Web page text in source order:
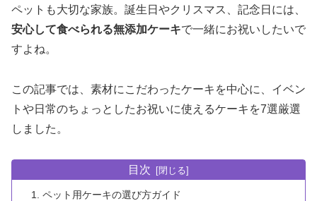
ペットも大切な家族。誕生日やクリスマス、記念日には、
安心して食べられる無添加ケーキで一緒にお祝いしたいで
すよね。
この記事では、素材にこだわったケーキを中心に、イベン
トや日常のちょっとしたお祝いに使えるケーキを7選厳選
しました。
目次
ペット用ケーキの選び方ガイド